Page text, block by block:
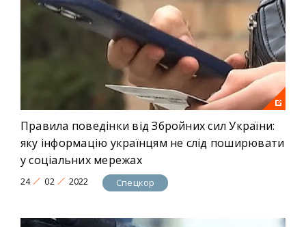
Правила поведінки від Збройних сил України:
яку інформацію українцям не слід поширювати
у соціальних мережах
24 02 2022 Спецкор